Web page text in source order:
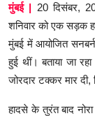
मुंबई | 20 दिसंबर,
शनिवार को एक सड़क
मुंबई में आयोजित
हुई थीं। बताया जा
जोरदार टक्कर मार
हादसे के तुरंत बाद